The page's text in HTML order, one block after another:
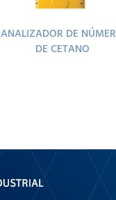
ANALIZADOR DE
DE CETANO